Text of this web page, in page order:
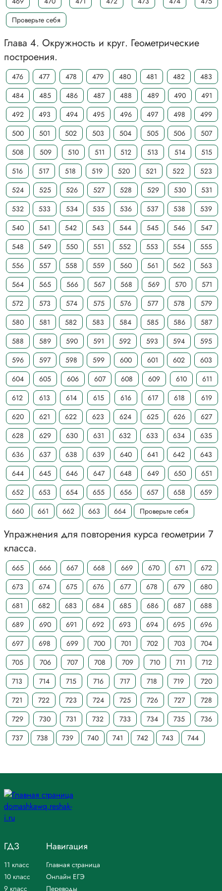
Проверьте себя
Глава 4. Окружность и круг. Геометрические
построения.
476 477 478 479 480 481 482
483
484
485 486 487 488 489 490
491
492
493 494 495 496 497 498
499
500
501 502 503 504 505 506
507
508
509 510 511 512 513 514
515
516
517 518 519 520 521 522
523
524
525 526 527 528 529 530
531
532
533 534 535 536 537 538
539
540
541 542 543 544 545 546
547
548
549 550 551 552 553 554
555
556
557 558 559 560 561 562
563
564
565 566 567 568 569 570
571
572
573 574 575 576 577 578
579
580
581 582 583 584 585 586
587
588
589 590 591 592 593 594
595
596
597 598 599 600 601 602
603
604
605 606 607 608 609 610
611
612
613 614 615 616 617 618
619
620
621 622 623 624 625 626
627
628
629 630 631 632 633 634
635
636
637 638 639 640 641 642
643
644
645 646 647 648 649 650
651
652
653 654 655 656 657 658
659
660
661 662 663 664 Проверьте себя
Упражнения для повторения курса геометрии 7
класса.
665 666 667 668 669 670 671
672
673
674 675 676 677 678 679
680
681
682 683 684 685 686 687
688
689
690 691 692 693 694 695
696
697
698 699 700 701 702 703
704
705
706 707 708 709 710 711
712
713
714 715 716 717 718 719
720
721
722 723 724 725 726 727
728
729
730 731 732 733 734 735
736
737
738 739 740 741 742 743 744
ГДЗ
11 класс
10 класс
9 класс
Навигация
Главная страница
Онлайн ЕГЭ
Переводы